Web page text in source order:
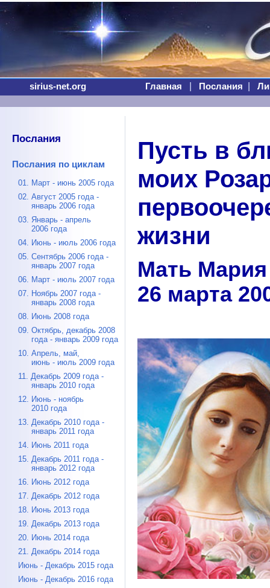
sirius-net.org Главная Послания
Послания
Послания по циклам
01. Март - июнь 2005 года
02. Август 2005 года -
январь 2006 года
03. Январь - апрель
2006 года
04. Июнь - июль 2006 года
05. Сентябрь 2006 года -
январь 2007 года
06. Март - июль 2007 года
07. Ноябрь 2007 года -
январь 2008 года
08. Июнь 2008 года
09. Октябрь, декабрь 2008
года - январь 2009 года
10. Апрель, май,
июнь - июль 2009 года
11. Декабрь 2009 года -
январь 2010 года
12. Июнь - ноябрь
2010 года
13. Декабрь 2010 года -
январь 2011 года
14. Июнь 2011 года
15. Декабрь 2011 года -
январь 2012 года
16. Июнь 2012 года
17. Декабрь 2012 года
18. Июнь 2013 года
19. Декабрь 2013 года
20. Июнь 2014 года
21. Декабрь 2014 года
Июнь - Декабрь 2015 года
Июнь - Декабрь 2016 года
Пусть в
моих
жизни
Мать Мария
26 марта